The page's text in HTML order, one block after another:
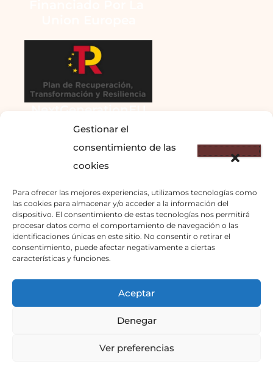
Gestionar el
consentimiento de las
cookies
Para ofrecer las mejores experiencias, utilizamos tecnologías como
las cookies para almacenar y/o acceder a la información del
dispositivo. El consentimiento de estas tecnologías nos permitirá
procesar datos como el comportamiento de navegación o las
identificaciones únicas en este sitio. No consentir o retirar el
consentimiento, puede afectar negativamente a ciertas
características y funciones.
Aceptar
Denegar
Ver preferencias
© 2023 – DOMINANTE
COSTA S.L.
info@cosmolga.com
671877303
Avisos Legales